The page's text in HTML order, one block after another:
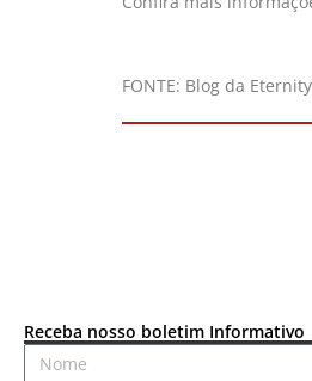
FONTE: Blog da Eternity
Receba nosso boletim Informativo